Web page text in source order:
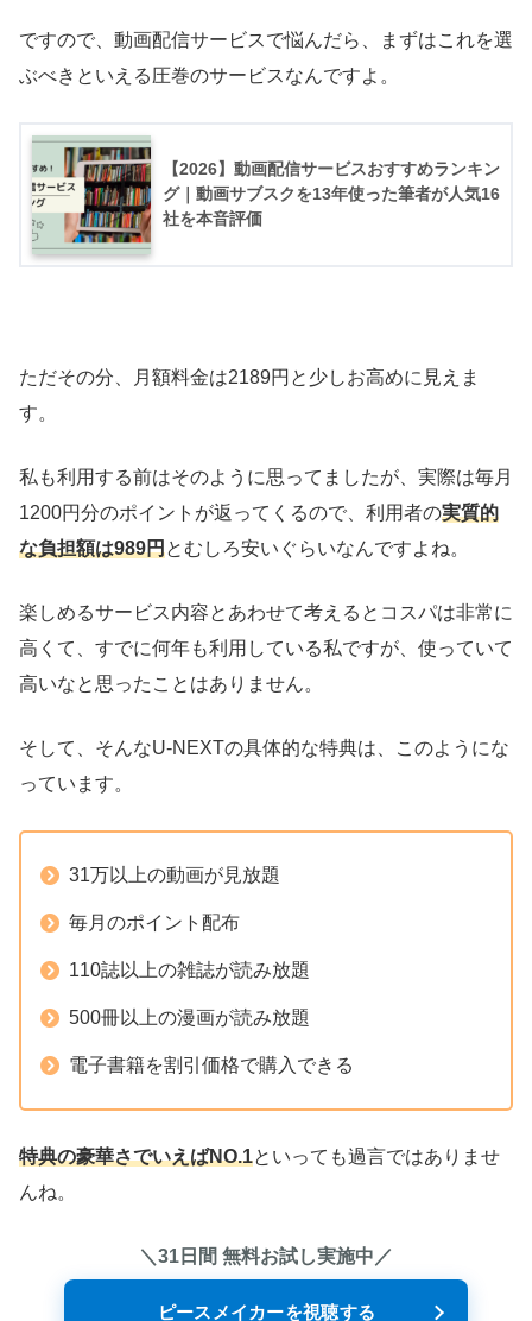
ですので、動画配信サービスで悩んだら、まずはこれを選
ぶべきといえる圧巻のサービスなんですよ。
【2026】動画配信サービスおすすめランキン
グ｜動画サブスクを13年使った筆者が人気16
社を本音評価
ただその分、月額料金は2189円と少しお高めに見えま
す。
私も利用する前はそのように思ってましたが、実際は毎月
1200円分のポイントが返ってくるので、利用者の実質的
な負担額は989円とむしろ安いぐらいなんですよね。
楽しめるサービス内容とあわせて考えるとコスパは非常に
高くて、すでに何年も利用している私ですが、使っていて
高いなと思ったことはありません。
そして、そんなU-NEXTの具体的な特典は、このようにな
っています。
31万以上の動画が見放題
毎月のポイント配布
110誌以上の雑誌が読み放題
500冊以上の漫画が読み放題
電子書籍を割引価格で購入できる
特典の豪華さでいえばNO.1といっても過言ではありませ
んね。
＼31日間 無料お試し実施中／
ピースメイカーを視聴する